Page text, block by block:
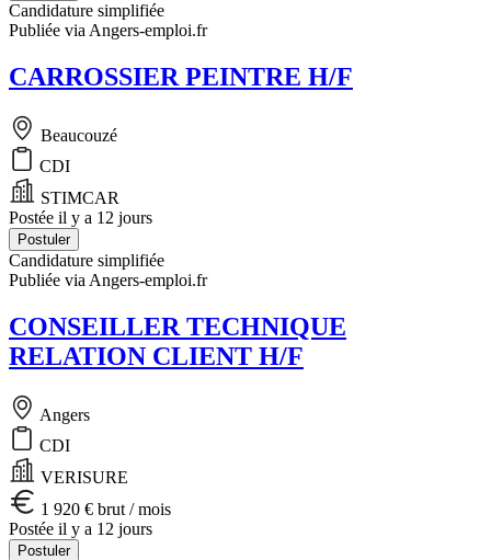
Candidature simplifiée
Publiée via Angers-emploi.fr
CARROSSIER PEINTRE H/F
Beaucouzé
CDI
STIMCAR
Postée il y a 12 jours
Postuler
Candidature simplifiée
Publiée via Angers-emploi.fr
CONSEILLER TECHNIQUE
RELATION CLIENT H/F
Angers
CDI
VERISURE
1 920 € brut / mois
Postée il y a 12 jours
Postuler